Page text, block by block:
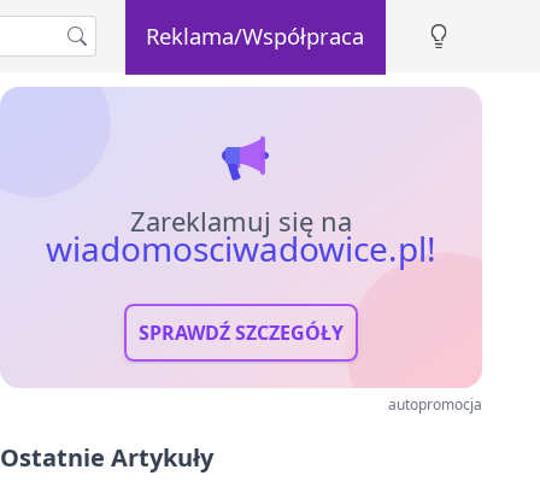
Reklama/Współpraca
Zareklamuj się na
wiadomosciwadowice.pl!
SPRAWDŹ SZCZEGÓŁY
autopromocja
Ostatnie Artykuły